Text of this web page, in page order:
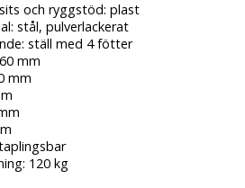
och ryggstöd: plast
stål, pulverlackerat
ställ med 4 fötter
mm
mm
120 kg